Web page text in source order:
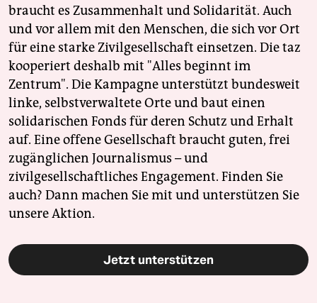
braucht es Zusammenhalt und Solidarität. Auch
und vor allem mit den Menschen, die sich vor Ort
für eine starke Zivilgesellschaft einsetzen. Die taz
kooperiert deshalb mit "Alles beginnt im
Zentrum". Die Kampagne unterstützt bundesweit
linke, selbstverwaltete Orte und baut einen
solidarischen Fonds für deren Schutz und Erhalt
auf. Eine offene Gesellschaft braucht guten, frei
zugänglichen Journalismus – und
zivilgesellschaftliches Engagement. Finden Sie
auch? Dann machen Sie mit und unterstützen Sie
unsere Aktion.
Jetzt unterstützen